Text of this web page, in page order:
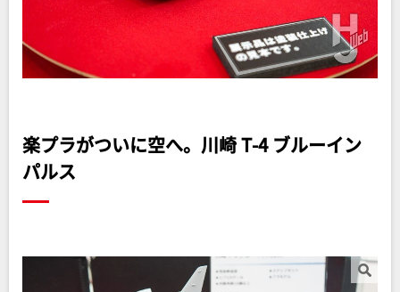
楽プラがついに空へ。川崎 T-4 ブルーイン
パルス